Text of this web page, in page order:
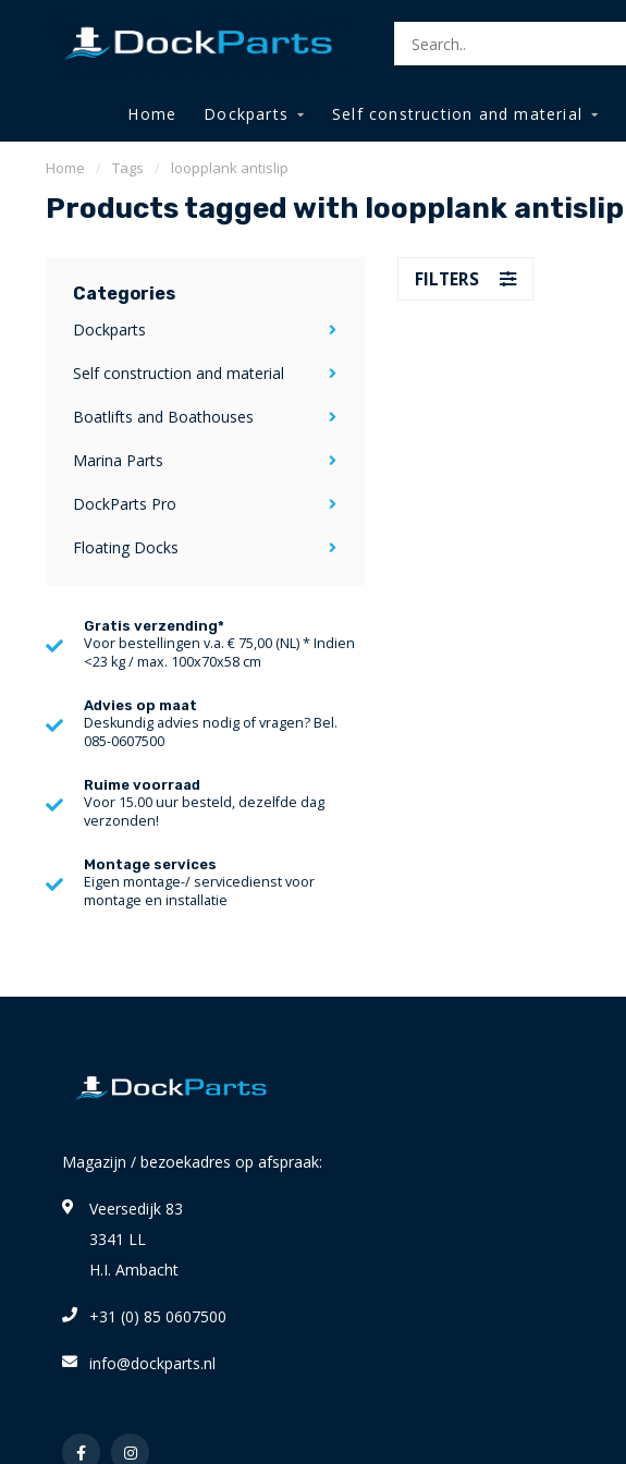
Home Dockparts Self construction and material
Home / Tags / loopplank antislip
Products tagged with loopplank antislip
Categories
Dockparts
Self construction and material
Boatlifts and Boathouses
Marina Parts
DockParts Pro
Floating Docks
Gratis verzending*
Voor bestellingen v.a. € 75,00 (NL) * Indien
<23 kg / max. 100x70x58 cm
Advies op maat
Deskundig advies nodig of vragen? Bel.
085-0607500
Ruime voorraad
Voor 15.00 uur besteld, dezelfde dag
verzonden!
Montage services
Eigen montage-/ servicedienst voor
montage en installatie
FILTERS
Magazijn / bezoekadres op afspraak:
Veersedijk 83
3341 LL
H.I. Ambacht
+31 (0) 85 0607500
info@dockparts.nl